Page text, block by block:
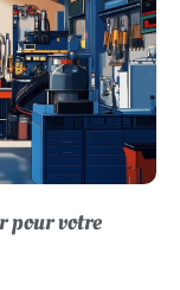
pour votre